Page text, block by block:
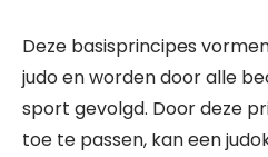
Deze basisprincipes
judo en worden door alle
sport gevolgd. Door deze
toe te passen, kan een